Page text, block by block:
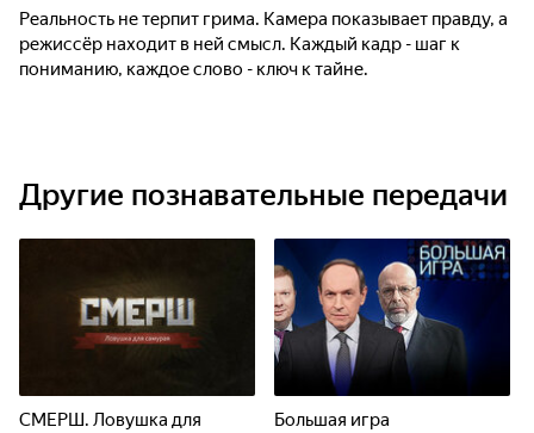
Реальность не терпит грима. Камера показывает правду, а
режиссёр находит в ней смысл. Каждый кадр - шаг к
пониманию, каждое слово - ключ к тайне.
Другие познавательные передачи
СМЕРШ. Ловушка для
Большая игра